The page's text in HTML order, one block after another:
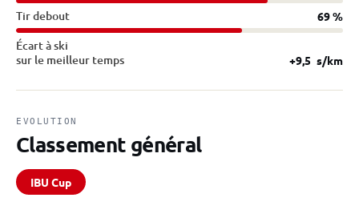
Tir debout 69 %
Écart à ski
sur le meilleur temps
+9,5 s/km
EVOLUTION
Classement général
IBU Cup